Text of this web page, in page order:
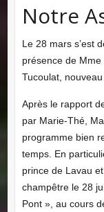
Notre
Le 28 mars s’est
présence de Mme
Tucoulat,
Après le rapport
par Marie-Thé,
programme bien
temps. En
prince de Lavau
champêtre le 28
Pont », au cours